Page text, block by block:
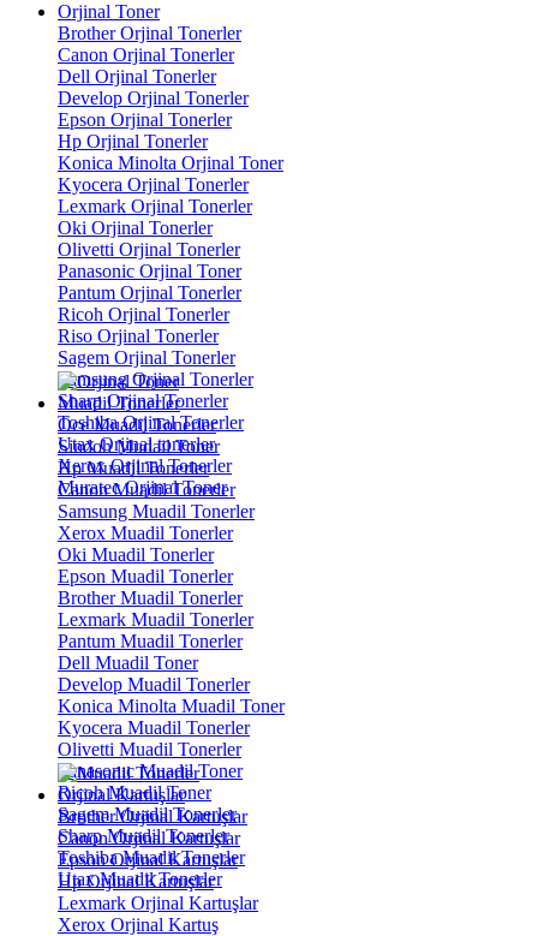
Orjinal Toner
Brother Orjinal Tonerler
Canon Orjinal Tonerler
Dell Orjinal Tonerler
Develop Orjinal Tonerler
Epson Orjinal Tonerler
Hp Orjinal Tonerler
Konica Minolta Orjinal Toner
Kyocera Orjinal Tonerler
Lexmark Orjinal Tonerler
Oki Orjinal Tonerler
Olivetti Orjinal Tonerler
Panasonic Orjinal Toner
Pantum Orjinal Tonerler
Ricoh Orjinal Tonerler
Riso Orjinal Tonerler
Sagem Orjinal Tonerler
Samsung Orjinal Tonerler
Sharp Orjinal Tonerler
Toshiba Orjinal Tonerler
Utax Orjinal tonerler
Xerox Orjinal Tonerler
Muratec Orjinal Toner
Muadil Tonerler
Oce Muadil Tonerler
Sindoh Mudail Toner
Hp Muadil Tonerler
Canon Muadil Tonerler
Samsung Muadil Tonerler
Xerox Muadil Tonerler
Oki Muadil Tonerler
Epson Muadil Tonerler
Brother Muadil Tonerler
Lexmark Muadil Tonerler
Pantum Muadil Tonerler
Dell Muadil Toner
Develop Muadil Tonerler
Konica Minolta Muadil Toner
Kyocera Muadil Tonerler
Olivetti Muadil Tonerler
Panasonıc Muadil Toner
Ricoh Muadil Toner
Sagem Muadil Tonerler
Sharp Muadil Tonerler
Toshiba Muadil Tonerler
Utax Muadil Tonerler
Orjinal Kartuşlar
Brother Orjinal Kartuşlar
Canon Orjinal Kartuşlar
Epson Orjinal Kartuşlar
Hp Orjinal Kartuşlar
Lexmark Orjinal Kartuşlar
Xerox Orjinal Kartuş